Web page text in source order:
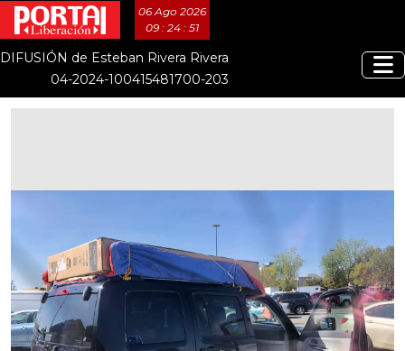
06 Ago 2026
09 : 24 : 51
DIFUSIÓN de Esteban Rivera Rivera
04-2024-100415481700-203